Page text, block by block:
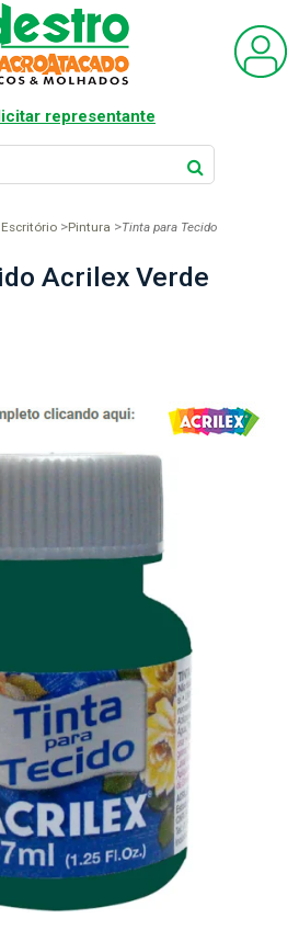
representante
Pintura Tinta para Tecido
Acrilex Verde